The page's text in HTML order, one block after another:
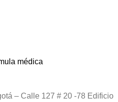
médica
– Calle 127 # 20 -78 Edificio